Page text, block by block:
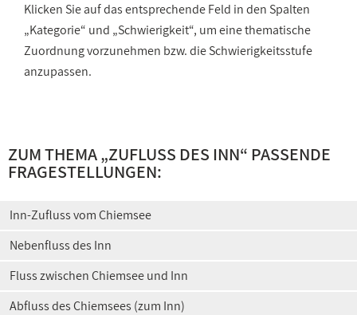
Klicken Sie auf das entsprechende Feld in den Spalten
„Kategorie“ und „Schwierigkeit“, um eine thematische
Zuordnung vorzunehmen bzw. die Schwierigkeitsstufe
anzupassen.
ZUM THEMA „ZUFLUSS DES INN“ PASSENDE
FRAGESTELLUNGEN:
Inn-Zufluss vom Chiemsee
Nebenfluss des Inn
Fluss zwischen Chiemsee und Inn
Abfluss des Chiemsees (zum Inn)